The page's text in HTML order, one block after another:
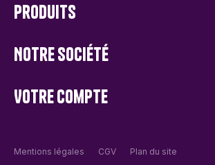
Produits
Notre société
Votre compte
Mentions légales CGV Plan du site